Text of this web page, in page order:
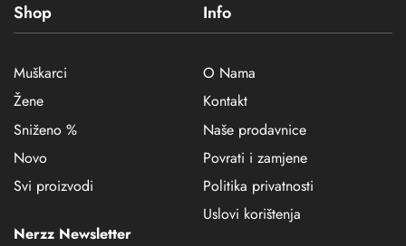
Shop
Muškarci
Žene
Sniženo %
Novo
Svi proizvodi
Info
O Nama
Kontakt
Naše prodavnice
Povrati i zamjene
Politika privatnosti
Uslovi korištenja
Nerzz Newsletter